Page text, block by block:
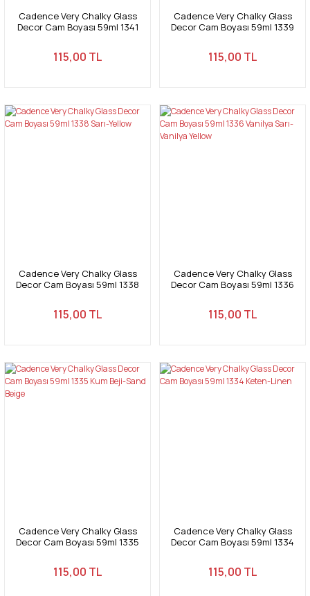
Cadence Very Chalky Glass
Decor Cam Boyası 59ml 1341
115,00 TL
Cadence Very Chalky Glass
Decor Cam Boyası 59ml 1339
115,00 TL
Cadence Very Chalky Glass
Decor Cam Boyası 59ml 1338
115,00 TL
Cadence Very Chalky Glass
Decor Cam Boyası 59ml 1336
115,00 TL
Cadence Very Chalky Glass
Decor Cam Boyası 59ml 1335
115,00 TL
Cadence Very Chalky Glass
Decor Cam Boyası 59ml 1334
115,00 TL